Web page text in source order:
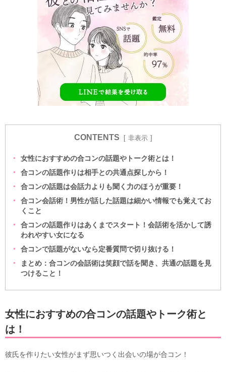
CONTENTS 非表示
女性におすすめの合コンの話題やトーク術とは！
合コンの話題作りは相手との共通点探しから！
合コンの話題は会話力よりも聞く力のほうが重要！
合コン会話術！男性が話した話題は細かい情報でも覚えてお
くこと
合コンの話題作りはあくまでスタート！会話術を活かして誘
われやすい女になる
合コンで話題がないなら定番質問で切り抜ける！
まとめ：合コンの会話術は笑顔で話を聞き、共通の話題を見
つけること！
女性におすすめの合コンの話題やトーク術と
は！
彼氏を作りたい女性がまず思いつく出会いの場が合コン！